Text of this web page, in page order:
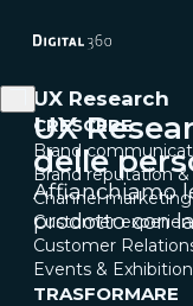
CRESCERE
Brand
Brand reputation &
Channel
Customer
Customer
Events &
TRASFORMARE
UX Research
UX
delle
Affianchiamo
prodotto con